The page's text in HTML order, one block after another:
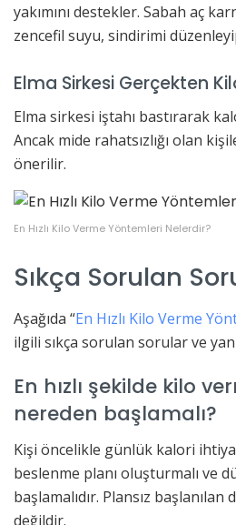
yakımını destekler. Sabah aç
zencefil suyu, sindirimi
Elma Sirkesi Gerçekten
Elma sirkesi iştahı bastırarak
Ancak mide rahatsızlığı olan
önerilir.
En Hızlı Kilo Verme Yöntemleri Nelerdir?
Sıkça Sorulan
Aşağıda “En Hızlı Kilo Verme
ilgili sıkça sorulan sorular ve
En hızlı şekilde kilo
nereden başlamalı?
Kişi öncelikle günlük kalori
beslenme planı oluşturmalı ve
başlamalıdır. Plansız
değildir.